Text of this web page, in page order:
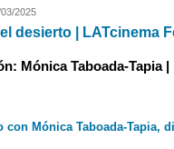
2025
desierto | LATcinema
Mónica Taboada-Tapia
con Mónica Taboada-Tapia,